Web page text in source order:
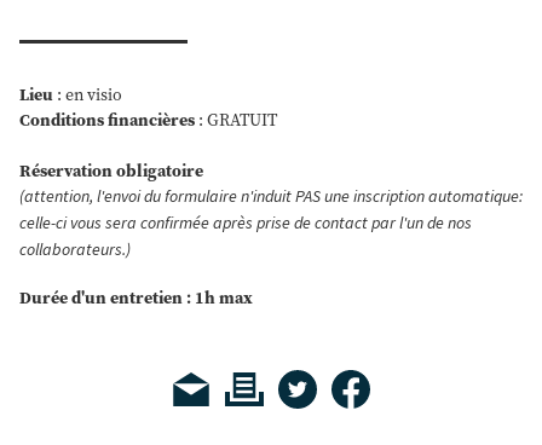
Lieu : en visio
Conditions financières : GRATUIT
Réservation obligatoire
(attention, l'envoi du formulaire n'induit PAS une inscription automatique:
celle-ci vous sera confirmée après prise de contact par l'un de nos
collaborateurs.)
Durée d'un entretien : 1h max